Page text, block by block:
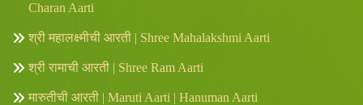
Charan Aarti
श्री महालक्ष्मीची आरती | Shree Mahalakshmi Aarti
श्री रामाची आरती | Shree Ram Aarti
मारुतीची आरती | Maruti Aarti | Hanuman Aarti